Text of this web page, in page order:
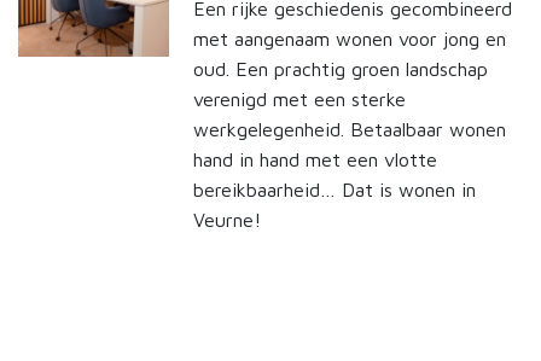
Een rijke geschiedenis gecombineerd
met aangenaam wonen voor jong en
oud. Een prachtig groen landschap
verenigd met een sterke
werkgelegenheid. Betaalbaar wonen
hand in hand met een vlotte
bereikbaarheid… Dat is wonen in
Veurne!